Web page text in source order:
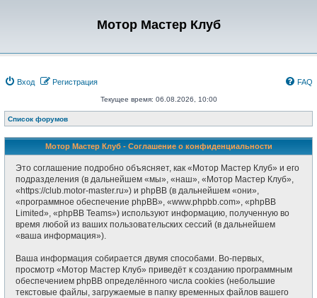
Мотор Мастер Клуб
Вход Регистрация FAQ
Текущее время: 06.08.2026, 10:00
Список форумов
Мотор Мастер Клуб - Соглашение о конфиденциальности
Это соглашение подробно объясняет, как «Мотор Мастер Клуб» и его
подразделения (в дальнейшем «мы», «наш», «Мотор Мастер Клуб»,
«https://club.motor-master.ru») и phpBB (в дальнейшем «они»,
«программное обеспечение phpBB», «www.phpbb.com», «phpBB
Limited», «phpBB Teams») используют информацию, полученную во
время любой из ваших пользовательских сессий (в дальнейшем
«ваша информация»).
Ваша информация собирается двумя способами. Во-первых,
просмотр «Мотор Мастер Клуб» приведёт к созданию программным
обеспечением phpBB определённого числа cookies (небольшие
текстовые файлы, загружаемые в папку временных файлов вашего